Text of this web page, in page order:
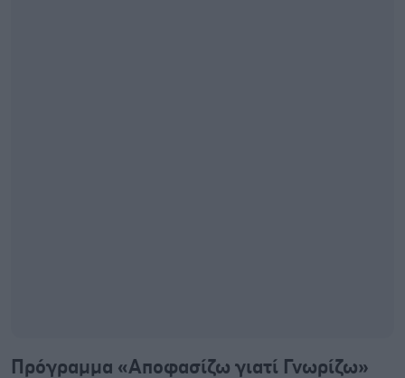
Πρόγραμμα «Αποφασίζω γιατί Γνωρίζω»